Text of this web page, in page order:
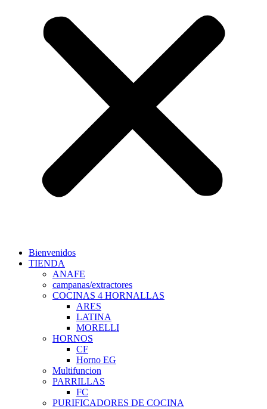
Bienvenidos
TIENDA
ANAFE
campanas/extractores
COCINAS 4 HORNALLAS
ARES
LATINA
MORELLI
HORNOS
CF
Horno EG
Multifuncion
PARRILLAS
FC
PURIFICADORES DE COCINA